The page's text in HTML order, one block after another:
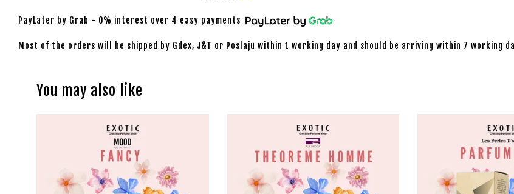
PayLater by Grab - 0% interest over 4 easy payments
Most of the orders will be shipped by Gdex, J&T or Poslaju within 1 working day and should be arriving within 7 working
You may also like